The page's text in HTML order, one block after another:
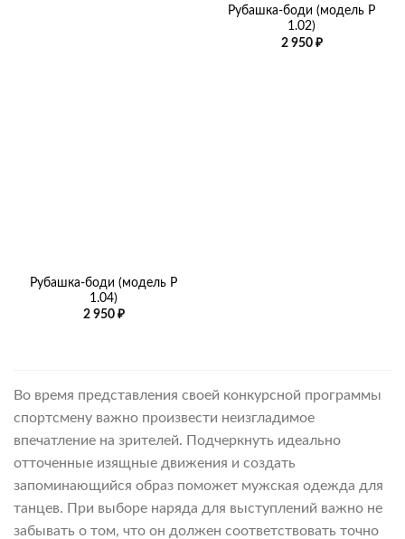
Рубашка-боди (модель Р
1.02)
2 950 ₽
Рубашка-боди (модель Р
1.04)
2 950 ₽
Во время представления своей конкурсной программы
спортсмену важно произвести неизгладимое
впечатление на зрителей. Подчеркнуть идеально
отточенные изящные движения и создать
запоминающийся образ поможет мужская одежда для
танцев. При выборе наряда для выступлений важно не
забывать о том, что он должен соответствовать точно